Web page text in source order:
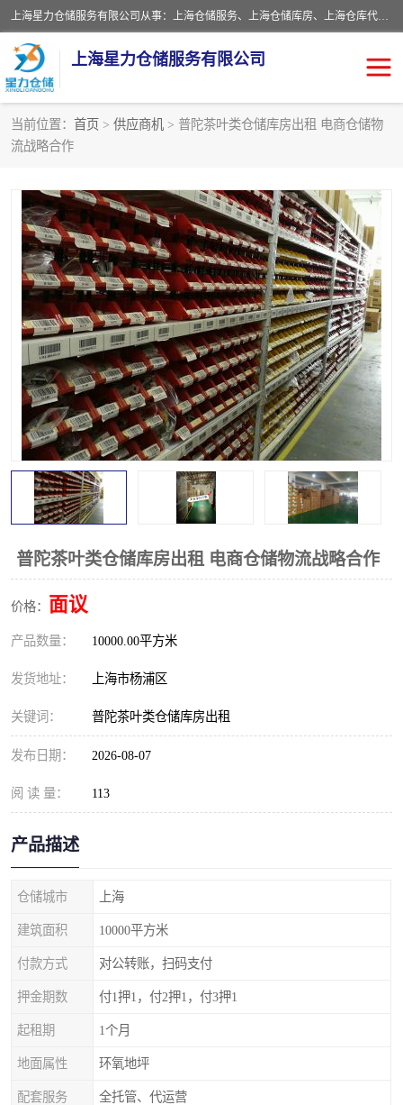
上海星力仓储服务有限公司从事：上海仓储服务、上海仓储库房、上海仓库代运营、上海仓库对外出租、上海仓库外包、上海三方仓储、上海电商仓储代发、上海电商代发货仓库、上海托管仓库、上海仓储配送。上海星力仓储服务有限公司现在拥有100个分仓、10万余平方的标准库房，精炼员工几百名，与几千家客户合作，公司已跻身上海仓储行业前列。欢迎来电咨询！
上海星力仓储服务有限公司
当前位置： 首页 > 供应商机 > 普陀茶叶类仓储库房出租 电商仓储物
流战略合作
普陀茶叶类仓储库房出租 电商仓储物流战略合作
价格： 面议
产品数量： 10000.00平方米
发货地址： 上海市杨浦区
关键词： 普陀茶叶类仓储库房出租
发布日期： 2026-08-07
阅 读 量： 113
产品描述
仓储城市 上海
建筑面积 10000平方米
付款方式 对公转账，扫码支付
押金期数 付1押1，付2押1，付3押1
起租期 1个月
地面属性 环氧地坪
配套服务 全托管、代运营
上海仓库对外出租
上海仓储配送 上海仓库外包
上海仓库代运营 上海托管仓库
上海第三方仓储 上海仓储服务
仓储 上海电商代发货仓库
上海托管仓库